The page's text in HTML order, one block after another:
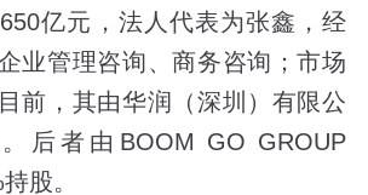
亿元，法人代表为张鑫，经
业管理咨询、商务咨询；市场
前，其由华润（深圳）有限公
后者由BOOM GO GROUP
股。